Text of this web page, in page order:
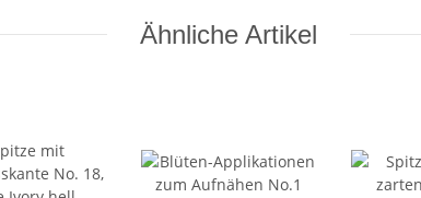
Ähnliche Artikel